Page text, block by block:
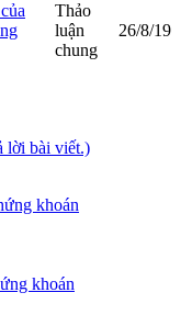
Thảo
luận
chung
26/8/19
lời bài viết.)
khoán
khoán